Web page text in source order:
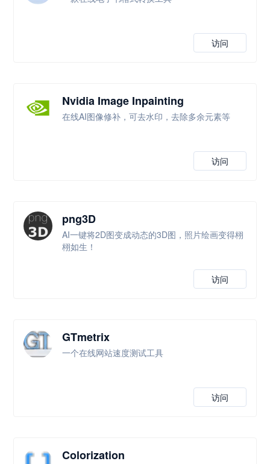
访问
Nvidia Image Inpainting
在线AI图像修补，可去水印，去除多余元素等
访问
png3D
AI一键将2D图变成动态的3D图，照片绘画变得栩
栩如生！
访问
GTmetrix
一个在线网站速度测试工具
访问
Colorization